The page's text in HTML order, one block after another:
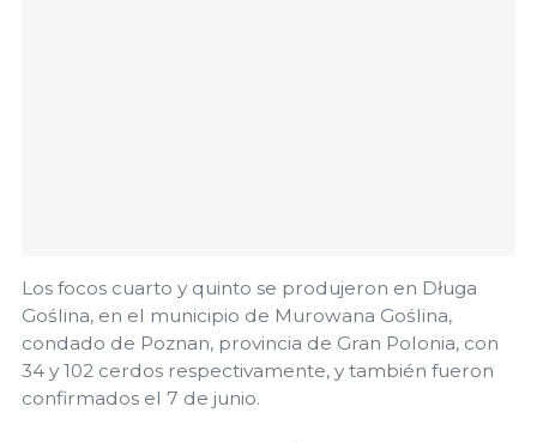
Los focos cuarto y quinto se produjeron en Długa
Goślina, en el municipio de Murowana Goślina,
condado de Poznan, provincia de Gran Polonia, con
34 y 102 cerdos respectivamente, y también fueron
confirmados el 7 de junio.